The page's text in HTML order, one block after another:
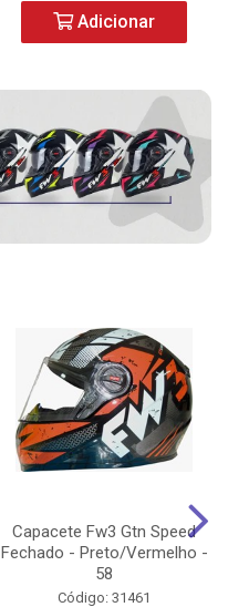
Adicionar
Capacete Fw3 Gtn Speed
Fechado - Preto/Vermelho -
58
Código: 31461